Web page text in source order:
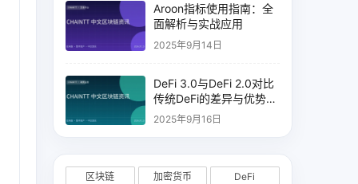
Aroon指标使用指南：全
面解析与实战应用
2025年9月14日
DeFi 3.0与DeFi 2.0对比
传统DeFi的差异与优势分
析
2025年9月16日
区块链 加密货币
DeFi